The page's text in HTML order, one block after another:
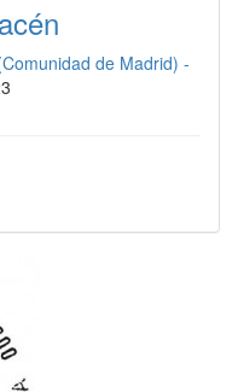
de Madrid) -